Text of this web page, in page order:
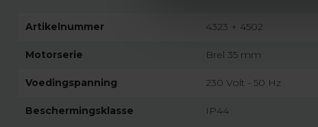
Artikelnummer 4323 + 4502
Motorserie Brel 35 mm
Voedingspanning 230 Volt - 50 Hz
Beschermingsklasse IP44